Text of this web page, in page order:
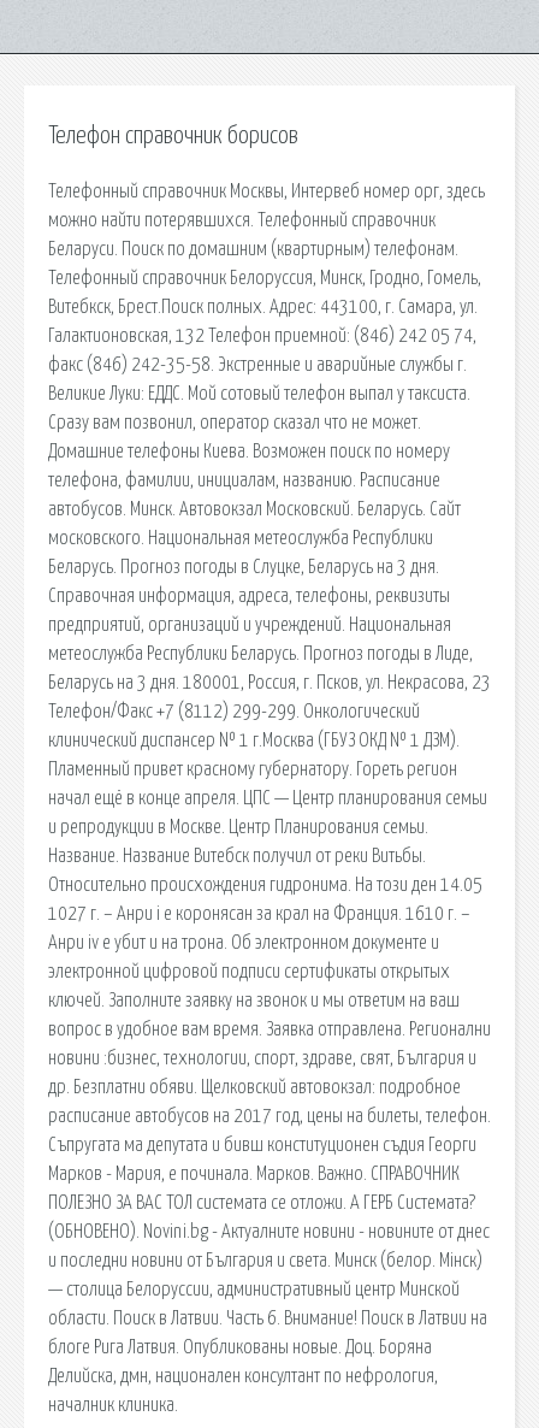
Телефон справочник борисов
Телефонный справочник Москвы, Интервеб номер орг, здесь
можно найти потерявшихся. Телефонный справочник
Беларуси. Поиск по домашним (квартирным) телефонам.
Телефонный справочник Белоруссия, Минск, Гродно, Гомель,
Витебкск, Брест.Поиск полных. Адрес: 443100, г. Самара, ул.
Галактионовская, 132 Телефон приемной: (846) 242 05 74,
факс (846) 242-35-58. Экстренные и аварийные службы г.
Великие Луки: ЕДДС. Мой сотовый телефон выпал у таксиста.
Сразу вам позвонил, оператор сказал что не может.
Домашние телефоны Киева. Возможен поиск по номеру
телефона, фамилии, инициалам, названию. Расписание
автобусов. Минск. Автовокзал Московский. Беларусь. Сайт
московского. Национальная метеослужба Республики
Беларусь. Прогноз погоды в Слуцке, Беларусь на 3 дня.
Справочная информация, адреса, телефоны, реквизиты
предприятий, организаций и учреждений. Национальная
метеослужба Республики Беларусь. Прогноз погоды в Лиде,
Беларусь на 3 дня. 180001, Россия, г. Псков, ул. Некрасова, 23
Телефон/Факс +7 (8112) 299-299. Онкологический
клинический диспансер № 1 г.Москва (ГБУЗ ОКД № 1 ДЗМ).
Пламенный привет красному губернатору. Гореть регион
начал ещё в конце апреля. ЦПС — Центр планирования семьи
и репродукции в Москве. Центр Планирования семьи.
Название. Название Витебск получил от реки Витьбы.
Относительно происхождения гидронима. На този ден 14.05
1027 г. – Анри i е коронясан за крал на Франция. 1610 г. –
Анри iv е убит и на трона. Об электронном документе и
электронной цифровой подписи сертификаты открытых
ключей. Заполните заявку на звонок и мы ответим на ваш
вопрос в удобное вам время. Заявка отправлена. Регионални
новини :бизнес, технологии, спорт, здраве, свят, България и
др. Безплатни обяви. Щелковский автовокзал: подробное
расписание автобусов на 2017 год, цены на билеты, телефон.
Съпругата ма депутата и бивш конституционен съдия Георги
Марков - Мария, е починала. Марков. Важно. СПРАВОЧНИК
ПОЛЕЗНО ЗА ВАС ТОЛ системата се отложи. А ГЕРБ Системата?
(ОБНОВЕНО). Novini.bg - Актуалните новини - новините от днес
и последни новини от България и света. Минск (белор. Мінск)
— столица Белоруссии, административный центр Минской
области. Поиск в Латвии. Часть 6. Внимание! Поиск в Латвии на
блоге Рига Латвия. Опубликованы новые. Доц. Боряна
Делийска, дмн, национален консултант по нефрология,
началник клиника.